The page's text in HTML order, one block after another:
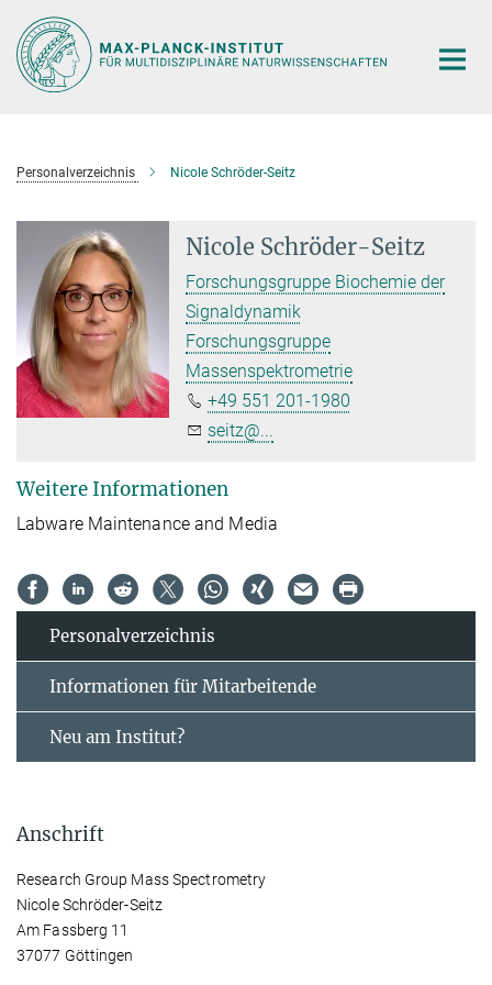
Hauptinhalt
Personalverzeichnis Nicole Schröder-Seitz
Nicole Schröder-Seitz
Forschungsgruppe Biochemie der
Signaldynamik
Forschungsgruppe
Massenspektrometrie
+49 551 201-1980
seitz@...
Weitere Informationen
Labware Maintenance and Media
Personal­verzeichnis
Informationen für Mitarbeitende
Neu am Institut?
Anschrift
Research Group Mass Spectrometry
Nicole Schröder-Seitz
Am Fassberg 11
37077 Göttingen